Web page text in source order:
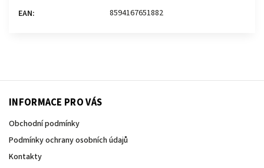
EAN: 8594167651882
INFORMACE PRO VÁS
Obchodní podmínky
Podmínky ochrany osobních údajů
Kontakty